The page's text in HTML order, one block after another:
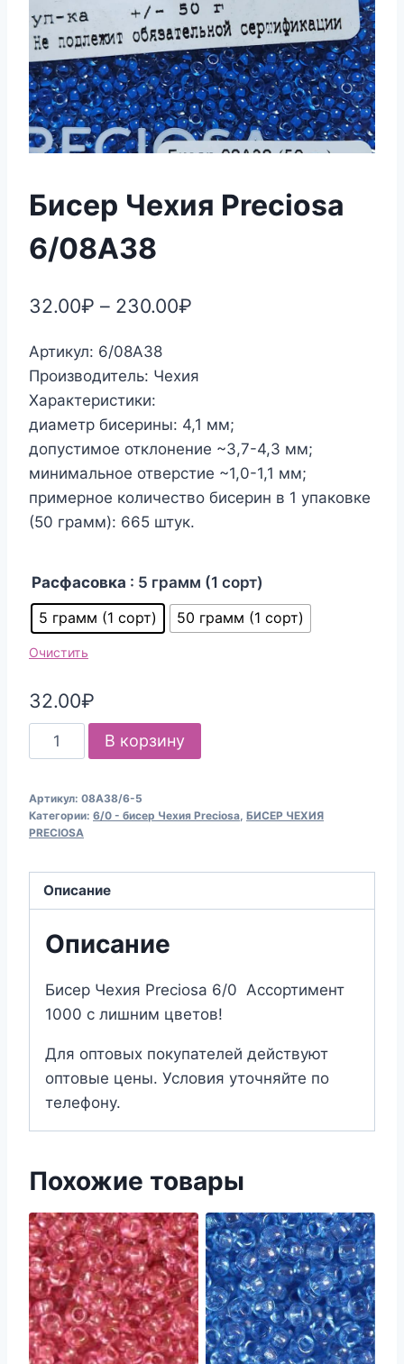
Бисер Чехия Preciosa
6/08А38
32.00₽ – 230.00₽
Артикул: 6/08А38
Производитель: Чехия
Характеристики:
диаметр бисерины: 4,1 мм;
допустимое отклонение ~3,7-4,3 мм;
минимальное отверстие ~1,0-1,1 мм;
примерное количество бисерин в 1 упаковке
(50 грамм): 665 штук.
Расфасовка : 5 грамм (1 сорт)
5 грамм (1 сорт)
50 грамм (1 сорт)
Очистить
32.00₽
Количество
товара
Чехия
Preciosa
В корзину
Артикул: 08А38/6-5
Категории: 6/0 - бисер Чехия Preciosa, БИСЕР ЧЕХИЯ
PRECIOSA
Описание
Описание
Бисер Чехия Preciosa 6/0 Ассортимент
1000 с лишним цветов!
Для оптовых покупателей действуют
оптовые цены. Условия уточняйте по
телефону.
Похожие товары